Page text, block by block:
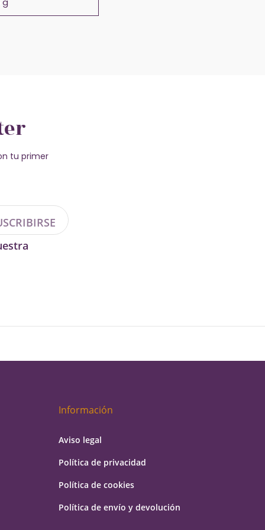
tu primer
Información
Aviso legal
Política de privacidad
Política de cookies
Política de envío y devolución